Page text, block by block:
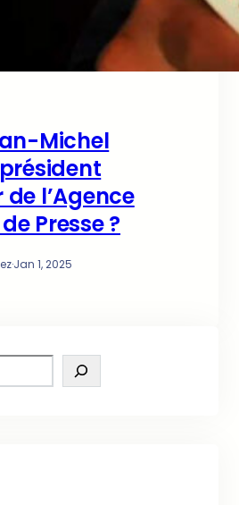
Michel
l’Agence
Presse ?
·Jan 1, 2025